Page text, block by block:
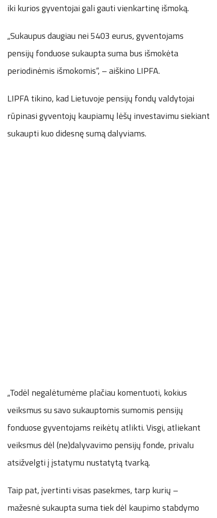
iki kurios gyventojai gali gauti vienkartinę išmoką.
„Sukaupus daugiau nei 5403 eurus, gyventojams
pensijų fonduose sukaupta suma bus išmokėta
periodinėmis išmokomis“, – aiškino LIPFA.
LIPFA tikino, kad Lietuvoje pensijų fondų valdytojai
rūpinasi gyventojų kaupiamų lėšų investavimu siekiant
sukaupti kuo didesnę sumą dalyviams.
„Todėl negalėtumėme plačiau komentuoti, kokius
veiksmus su savo sukauptomis sumomis pensijų
fonduose gyventojams reikėtų atlikti. Visgi, atliekant
veiksmus dėl (ne)dalyvavimo pensijų fonde, privalu
atsižvelgti į įstatymu nustatytą tvarką.
Taip pat, įvertinti visas pasekmes, tarp kurių –
mažesnė sukaupta suma tiek dėl kaupimo stabdymo